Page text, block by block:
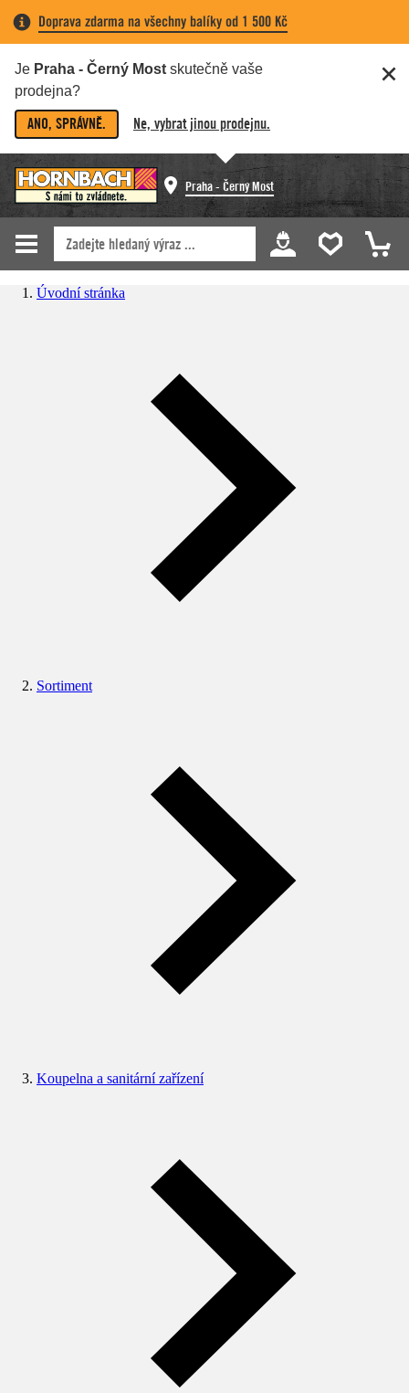
Doprava zdarma na všechny balíky od 1 500 Kč
Je Praha - Černý Most skutečně vaše
prodejna?
ANO, SPRÁVNĚ. Ne, vybrat jinou prodejnu.
Praha - Černý Most
Úvodní stránka
Sortiment
Koupelna a sanitární zařízení